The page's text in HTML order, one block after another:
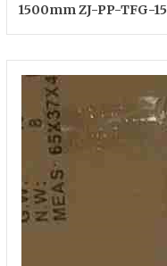
1500mm ZJ-PP-TFG-15